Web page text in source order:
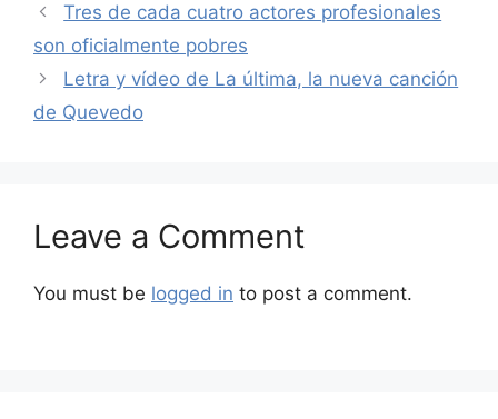
Tres de cada cuatro actores profesionales
son oficialmente pobres
Letra y vídeo de La última, la nueva canción
de Quevedo
Leave a Comment
You must be logged in to post a comment.